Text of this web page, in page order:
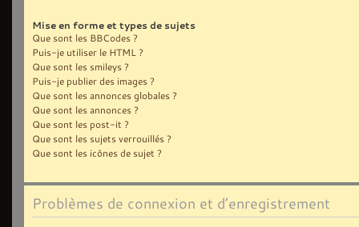
Mise en forme et types de sujets
Que sont les BBCodes ?
Puis-je utiliser le HTML ?
Que sont les smileys ?
Puis-je publier des images ?
Que sont les annonces globales ?
Que sont les annonces ?
Que sont les post-it ?
Que sont les sujets verrouillés ?
Que sont les icônes de sujet ?
Problèmes de connexion et d’enregistrement